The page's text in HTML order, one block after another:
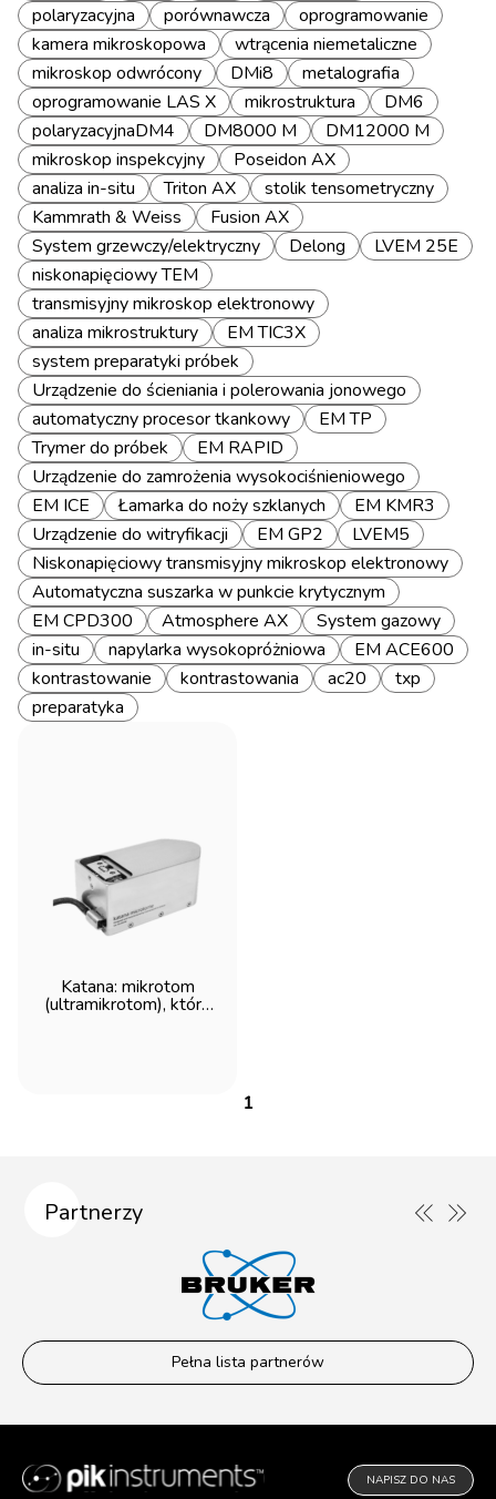
polaryzacyjna
porównawcza
oprogramowanie
kamera mikroskopowa
wtrącenia niemetaliczne
mikroskop odwrócony
DMi8
metalografia
oprogramowanie LAS X
mikrostruktura
DM6
polaryzacyjnaDM4
DM8000 M
DM12000 M
mikroskop inspekcyjny
Poseidon AX
analiza in-situ
Triton AX
stolik tensometryczny
Kammrath & Weiss
Fusion AX
System grzewczy/elektryczny
Delong
LVEM 25E
niskonapięciowy TEM
transmisyjny mikroskop elektronowy
analiza mikrostruktury
EM TIC3X
system preparatyki próbek
Urządzenie do ścieniania i polerowania jonowego
automatyczny procesor tkankowy
EM TP
Trymer do próbek
EM RAPID
Urządzenie do zamrożenia wysokociśnieniowego
EM ICE
Łamarka do noży szklanych
EM KMR3
Urządzenie do witryfikacji
EM GP2
LVEM5
Niskonapięciowy transmisyjny mikroskop elektronowy
Automatyczna suszarka w punkcie krytycznym
EM CPD300
Atmosphere AX
System gazowy
in-situ
napylarka wysokopróżniowa
EM ACE600
kontrastowanie
kontrastowania ac20
txp
preparatyka
Katana: mikrotom
(ultramikrotom), który
1
Partnerzy
Pełna lista partnerów
NAPISZ DO NAS